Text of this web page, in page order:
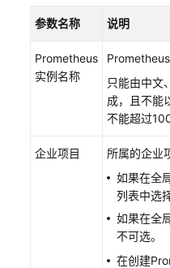
AOM
景
监
参数名称 说明
Prometheus
实例名称
Prometheus
只能由中文
成，且不能
不能超过
企业项目
所属的企业
如果在全
列表中选
如果在全
不可选。
在创建